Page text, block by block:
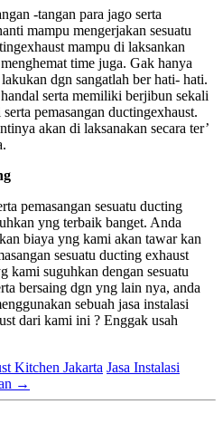
-tangan para jago serta
mampu mengerjakan sesuatu
mampu di laksankan
time juga. Gak hanya
dgn sangatlah ber hati- hati.
serta memiliki berjibun sekali
pemasangan ductingexhaust.
akan di laksanakan secara ter’
pemasangan sesuatu ducting
yng terbaik banget. Anda
biaya yng kami akan tawar kan
sesuatu ducting exhaust
suguhkan dengan sesuatu
bersaing dgn yng lain nya, anda
sebuah jasa instalasi
dari kami ini ? Enggak usah
Kitchen Jakarta Jasa Instalasi
→